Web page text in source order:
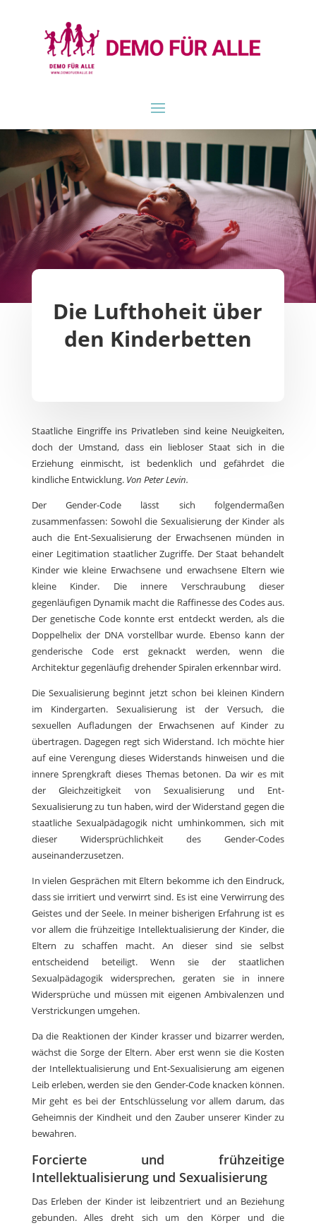
Die Lufthoheit über
den Kinderbetten
Staatliche Eingriffe ins Privatleben sind keine Neuigkeiten,
doch der Umstand, dass ein liebloser Staat sich in die
Erziehung einmischt, ist bedenklich und gefährdet die
kindliche Entwicklung. Von Peter Levin.
Der Gender-Code lässt sich folgendermaßen
zusammenfassen: Sowohl die Sexualisierung der Kinder als
auch die Ent-Sexualisierung der Erwachsenen münden in
einer Legitimation staatlicher Zugriffe. Der Staat behandelt
Kinder wie kleine Erwachsene und erwachsene Eltern wie
kleine Kinder. Die innere Verschraubung dieser
gegenläufigen Dynamik macht die Raffinesse des Codes aus.
Der genetische Code konnte erst entdeckt werden, als die
Doppelhelix der DNA vorstellbar wurde. Ebenso kann der
genderische Code erst geknackt werden, wenn die
Architektur gegenläufig drehender Spiralen erkennbar wird.
Die Sexualisierung beginnt jetzt schon bei kleinen Kindern
im Kindergarten. Sexualisierung ist der Versuch, die
sexuellen Aufladungen der Erwachsenen auf Kinder zu
übertragen. Dagegen regt sich Widerstand. Ich möchte hier
auf eine Verengung dieses Widerstands hinweisen und die
innere Sprengkraft dieses Themas betonen. Da wir es mit
der Gleichzeitigkeit von Sexualisierung und Ent-
Sexualisierung zu tun haben, wird der Widerstand gegen die
staatliche Sexualpädagogik nicht umhinkommen, sich mit
dieser Widersprüchlichkeit des Gender-Codes
auseinanderzusetzen.
In vielen Gesprächen mit Eltern bekomme ich den Eindruck,
dass sie irritiert und verwirrt sind. Es ist eine Verwirrung des
Geistes und der Seele. In meiner bisherigen Erfahrung ist es
vor allem die frühzeitige Intellektualisierung der Kinder, die
Eltern zu schaffen macht. An dieser sind sie selbst
entscheidend beteiligt. Wenn sie der staatlichen
Sexualpädagogik widersprechen, geraten sie in innere
Widersprüche und müssen mit eigenen Ambivalenzen und
Verstrickungen umgehen.
Da die Reaktionen der Kinder krasser und bizarrer werden,
wächst die Sorge der Eltern. Aber erst wenn sie die Kosten
der Intellektualisierung und Ent-Sexualisierung am eigenen
Leib erleben, werden sie den Gender-Code knacken können.
Mir geht es bei der Entschlüsselung vor allem darum, das
Geheimnis der Kindheit und den Zauber unserer Kinder zu
bewahren.
Forcierte und frühzeitige
Intellektualisierung und Sexualisierung
Das Erleben der Kinder ist leibzentriert und an Beziehung
gebunden. Alles dreht sich um den Körper und die